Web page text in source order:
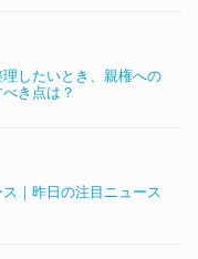
したいとき、親権への
き点は？
｜昨日の注目ニュース